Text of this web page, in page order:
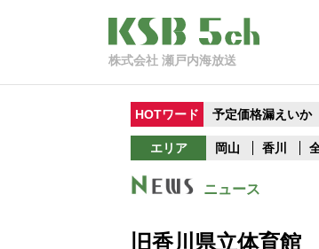
株式会社 瀬戸内海放送
HOTワード 予定価格漏えいか
エリア 岡山 香川
ニュース
旧香川県立体育